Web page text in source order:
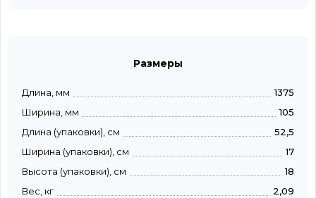
Размеры
Длина, мм
1375
Ширина, мм
105
Длина (упаковки), см
52,5
Ширина (упаковки), см
17
Высота (упаковки), см
18
Вес, кг
2,09